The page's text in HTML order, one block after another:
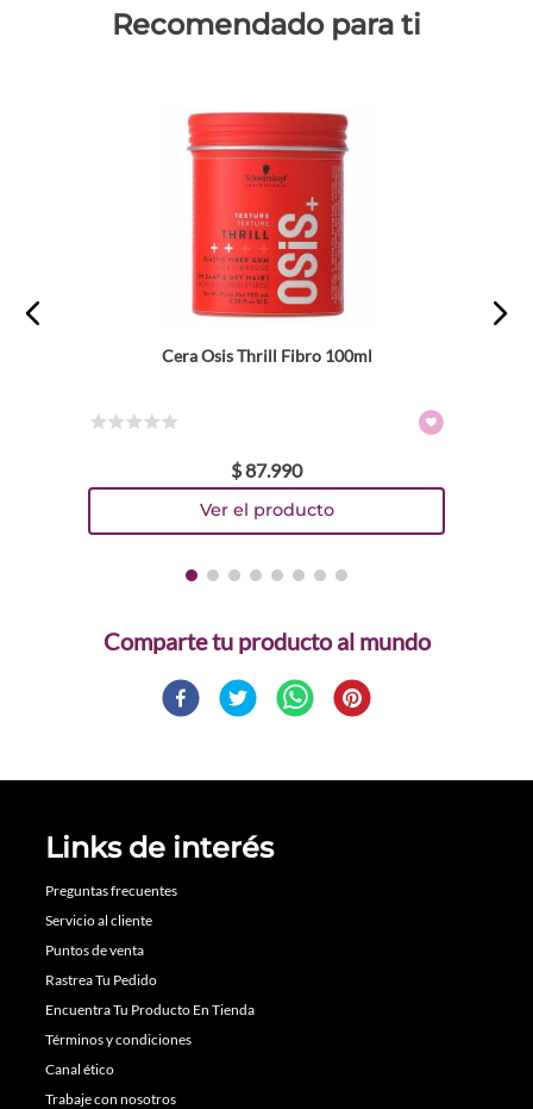
Recomendado para ti
Cera Osis Thrill Fibro 100ml
$87.990
Comparte
Links de interés
Preguntas frecuentes
Servicio al cliente
Puntos de venta
Rastrea Tu Pedido
Encuentra Tu Producto En Tienda
Términos y condiciones
Canal ético
Trabaje con nosotros